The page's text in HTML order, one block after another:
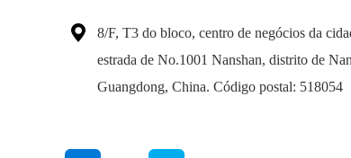

8/F, T3 do bloco, centro de negócios da
estrada de No.1001 Nanshan, distrito de
Guangdong, China. Código postal: 518054